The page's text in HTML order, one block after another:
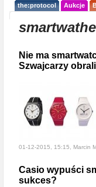
the:protocol Aukcje
smartwathe
Nie ma
Szwajcarzy
01-12-2015, 15:15, Marcin
Casio wypuści
sukces?